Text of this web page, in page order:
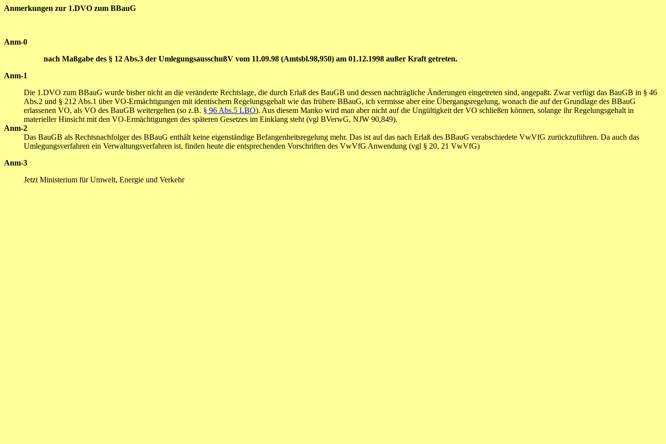
Anmerkungen zur 1.DVO zum BBauG
Anm-0
nach Maßgabe des § 12 Abs.3 der UmlegungsausschußV vom 11.09.98 (Amtsbl.98,950) am 01.12.1998 außer Kraft getreten.
Anm-1
Die 1.DVO zum BBauG wurde bisher nicht an die veränderte Rechtslage, die durch Erlaß des BauGB und dessen nachträgliche Änderungen eingetreten sind, angepaßt. Zwar verfügt das BauGB in § 46
Abs.2 und § 212 Abs.1 über VO-Ermächtigungen mit identischem Regelungsgehalt wie das frühere BBauG, ich vermisse aber eine Übergangsregelung, wonach die auf der Grundlage des BBauG
erlassenen VO, als VO des BauGB weitergelten (so z.B. § 96 Abs.5 LBO). Aus diesem Manko wird man aber nicht auf die Ungültigkeit der VO schließen können, solange ihr Regelungsgehalt in
materieller Hinsicht mit den VO-Ermächtigungen des späteren Gesetzes im Einklang steht (vgl BVerwG, NJW 90,849).
Anm-2
Das BauGB als Rechtsnachfolger des BBauG enthält keine eigenständige Befangenheitsregelung mehr. Das ist auf das nach Erlaß des BBauG verabschiedete VwVfG zurückzuführen. Da auch das
Umlegungsverfahren ein Verwaltungsverfahren ist, finden heute die entsprechenden Vorschriften des VwVfG Anwendung (vgl § 20, 21 VwVfG)
Anm-3
Jetzt Ministerium für Umwelt, Energie und Verkehr